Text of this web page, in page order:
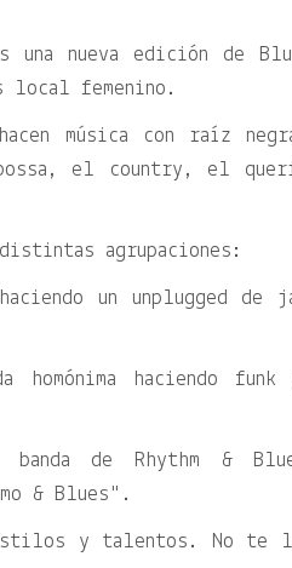
nueva edición de
local femenino.
música con raíz
el country, el
agrupaciones:
haciendo un unplugged
homónima haciendo
de Rhythm &
& Blues .
estilos y talentos. No te